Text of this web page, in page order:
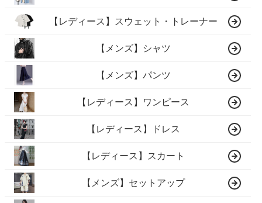
【レディース】スウェット・トレーナー
【メンズ】シャツ
【メンズ】パンツ
【レディース】ワンピース
【レディース】ドレス
【レディース】スカート
【メンズ】セットアップ